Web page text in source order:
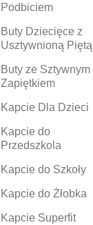
Podbiciem
Buty Dziecięce z
Usztywnioną Piętą
Buty ze Sztywnym
Zapiętkiem
Kapcie Dla Dzieci
Kapcie do
Przedszkola
Kapcie do Szkoły
Kapcie do Żłobka
Kapcie Superfit